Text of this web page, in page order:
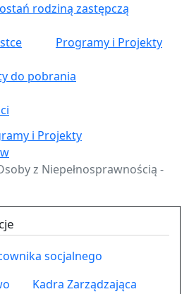
rodziną zastępczą
Programy i Projekty
do pobrania
i Projekty
z Niepełnosprawnością -
socjalnego
Kadra Zarządzająca